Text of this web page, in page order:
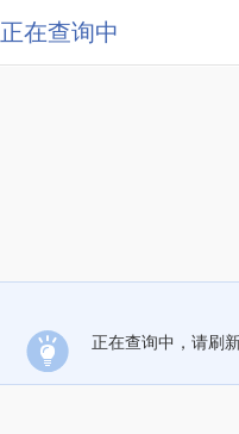
正在查询中
正在查询中，请刷